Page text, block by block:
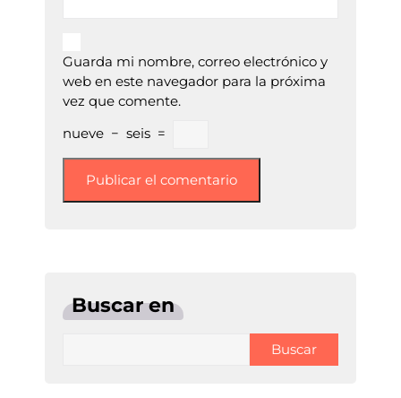
Guarda mi nombre, correo electrónico y
web en este navegador para la próxima
vez que comente.
nueve − seis =
Buscar en
Buscar